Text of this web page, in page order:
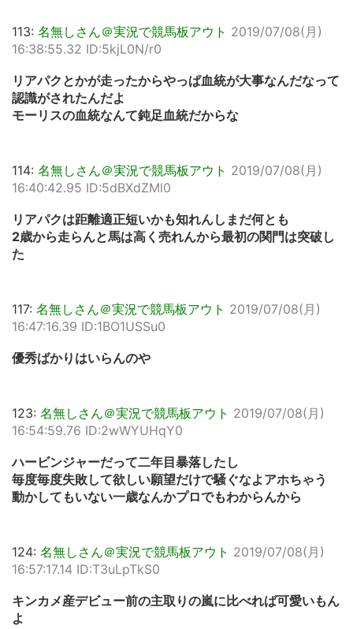
113: 名無しさん＠実況で競馬板アウト 2019/07/08(月)
16:38:55.32 ID:5kjL0N/r0
リアパクとかが走ったからやっぱ血統が大事なんだなって
認識がされたんだよ
モーリスの血統なんて鈍足血統だからな
114: 名無しさん＠実況で競馬板アウト 2019/07/08(月)
16:40:42.95 ID:5dBXdZMl0
リアパクは距離適正短いかも知れんしまだ何とも
2歳から走らんと馬は高く売れんから最初の関門は突破し
た
117: 名無しさん＠実況で競馬板アウト 2019/07/08(月)
16:47:16.39 ID:1BO1USSu0
優秀ばかりはいらんのや
123: 名無しさん＠実況で競馬板アウト 2019/07/08(月)
16:54:59.76 ID:2wWYUHqY0
ハービンジャーだって二年目暴落したし
毎度毎度失敗して欲しい願望だけで騒ぐなよアホちゃう
動かしてもいない一歳なんかプロでもわからんから
124: 名無しさん＠実況で競馬板アウト 2019/07/08(月)
16:57:17.14 ID:T3uLpTkS0
キンカメ産デビュー前の主取りの嵐に比べれば可愛いもん
よ